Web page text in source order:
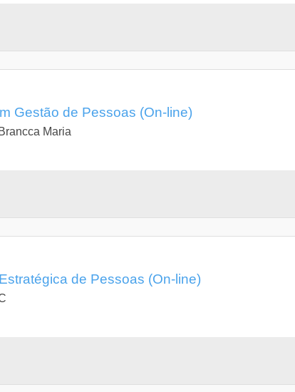
Gestão de Pessoas (On-line)
Maria
de Pessoas (On-line)